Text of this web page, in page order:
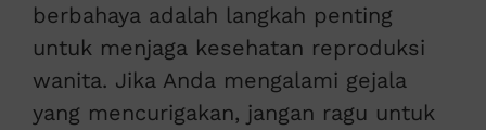
berbahaya adalah langkah penting
untuk menjaga kesehatan reproduksi
wanita. Jika Anda mengalami gejala
yang mencurigakan, jangan ragu untuk